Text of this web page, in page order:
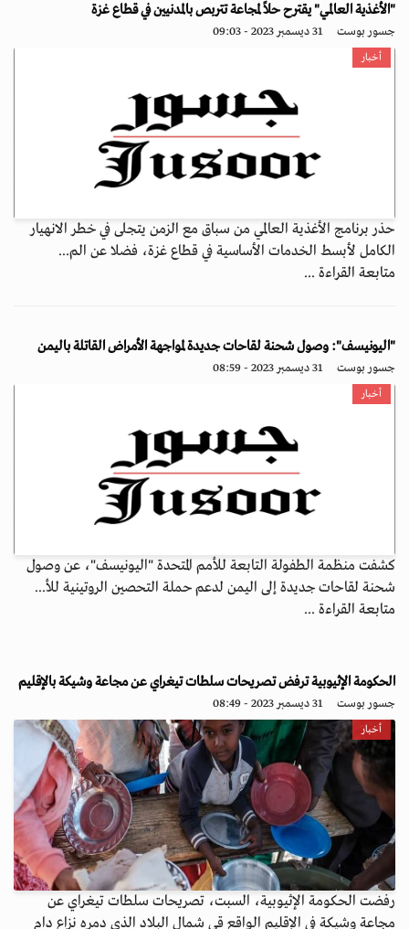
"الأغذية العالمي" يقترح حلاً لمجاعة تتربص بالمدنيين في قطاع غزة
جسور بوست 31 ديسمبر 2023 - 09:03
أخبار
حذر برنامج الأغذية العالمي من سباق مع الزمن يتجلى في خطر الانهيار
الكامل لأبسط الخدمات الأساسية في قطاع غزة، فضلا عن الم...
متابعة القراءة ...
"اليونيسف": وصول شحنة لقاحات جديدة لمواجهة الأمراض القاتلة باليمن
جسور بوست 31 ديسمبر 2023 - 08:59
أخبار
كشفت منظمة الطفولة التابعة للأمم المتحدة "اليونيسف"، عن وصول
شحنة لقاحات جديدة إلى اليمن لدعم حملة التحصين الروتينية للأ...
متابعة القراءة ...
الحكومة الإثيوبية ترفض تصريحات سلطات تيغراي عن مجاعة وشيكة بالإقليم
جسور بوست 31 ديسمبر 2023 - 08:49
أخبار
رفضت الحكومة الإثيوبية، السبت، تصريحات سلطات تيغراي عن
مجاعة وشيكة في الإقليم الواقع قي شمال البلاد الذي دمره نزاع دام